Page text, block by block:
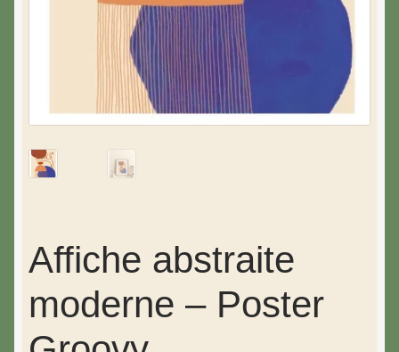
Affiche abstraite
moderne – Poster